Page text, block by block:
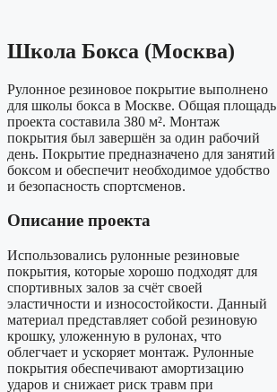
Школа Бокса (Москва)
Рулонное резиновое покрытие выполнено
для школы бокса в Москве. Общая площадь
проекта составила 380 м². Монтаж
покрытия был завершён за один рабочий
день. Покрытие предназначено для занятий
боксом и обеспечит необходимое удобство
и безопасность спортсменов.
Описание проекта
Использовались рулонные резиновые
покрытия, которые хорошо подходят для
спортивных залов за счёт своей
эластичности и износостойкости. Данный
материал представляет собой резиновую
крошку, уложенную в рулонах, что
облегчает и ускоряет монтаж. Рулонные
покрытия обеспечивают амортизацию
ударов и снижает риск травм при